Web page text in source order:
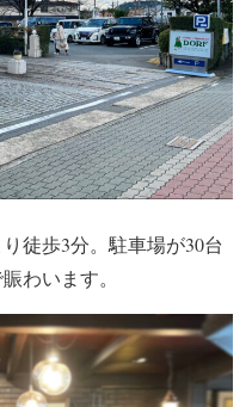
徒歩3分。駐車場が30台
わいます。